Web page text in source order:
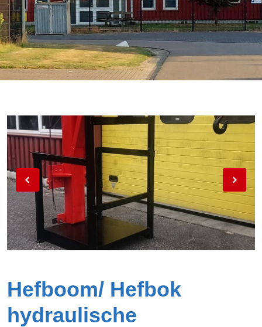
Hefboom/ Hefbok
hydraulische